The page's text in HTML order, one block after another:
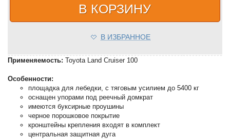
В КОРЗИНУ
В ИЗБРАННОЕ
Применяемость: Toyota Land Cruiser 100
Особенности:
площадка для лебедки, с тяговым усилием до 5400 кг
оснащен упорами под реечный домкрат
имеются буксирные проушины
черное порошковое покрытие
кронштейны крепления входят в комплект
центральная защитная дуга